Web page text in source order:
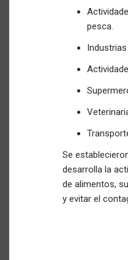
pesca.
Se
desarrolla la
de alimentos,
y evitar el